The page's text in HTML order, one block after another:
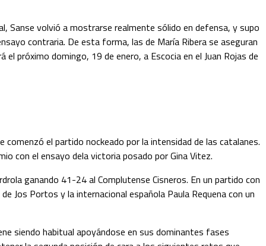
Sanse volvió a mostrarse realmente sólido en defensa, y supo
contraria. De esta forma, las de María Ribera se aseguran
próximo domingo, 19 de enero, a Escocia en el Juan Rojas de
el partido nockeado por la intensidad de las catalanes.
con el ensayo dela victoria posado por Gina Vitez.
ganando 41-24 al Complutense Cisneros. En un partido con
Jos Portos y la internacional española Paula Requena con un
siendo habitual apoyándose en sus dominantes fases